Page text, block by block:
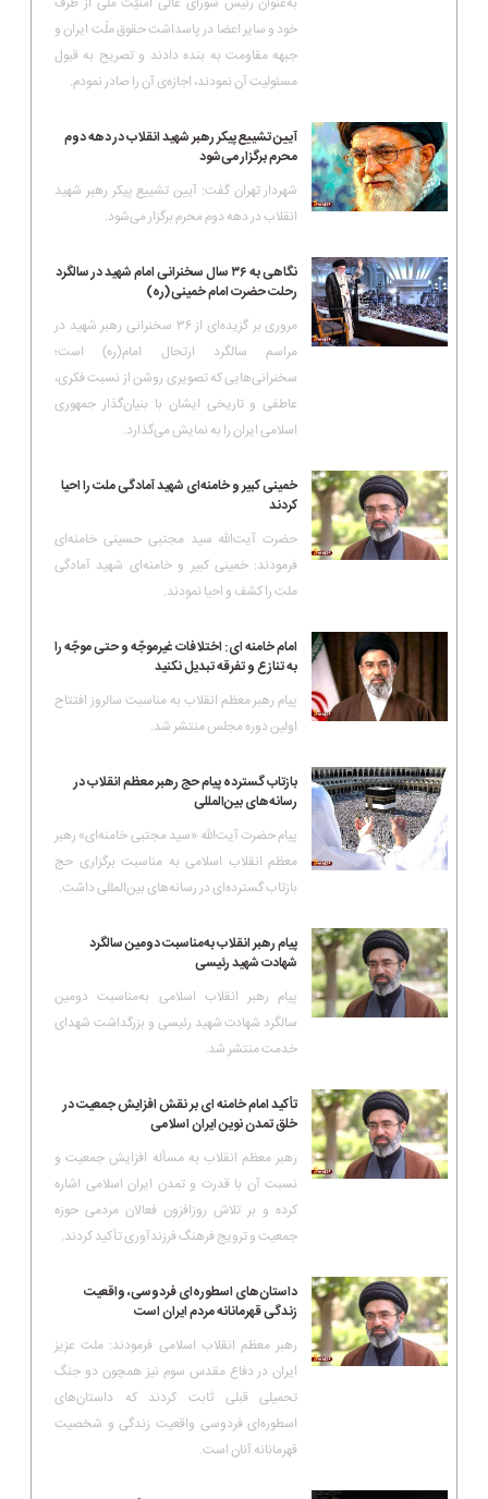
خود و سایر اعضا در پاسداشت حقوق ملّت ایران و
جبهه مقاومت به بنده دادند و تصریح به قبول
مسئولیت آن نمودند، اجازه‌ی آن را صادر نمودم‌.
آیین تشییع پیکر رهبر شهید انقلاب در دهه دوم
محرم برگزار می‌شود
شهردار تهران گفت: آیین تشییع پیکر رهبر شهید
انقلاب در دهه دوم محرم برگزار می‌شود.
نگاهی به ۳۶ سال سخنرانی امام شهید در سالگرد
رحلت حضرت امام خمینی(ره)
مروری بر گزیده‌ای از ۳۶ سخنرانی رهبر شهید در
مراسم سالگرد ارتحال امام(ره) است؛
سخنرانی‌هایی که تصویری روشن از نسبت فکری،
عاطفی و تاریخی ایشان با بنیان‌گذار جمهوری
اسلامی ایران را به نمایش می‌گذارد.
خمینی کبیر و خامنه‌ای شهید آمادگی ملت را احیا
کردند
حضرت آیت‌الله سید مجتبی حسینی خامنه‌ای
فرمودند: خمینی کبیر و خامنه‌ای شهید آمادگی
ملت را کشف و احیا نمودند.
امام خامنه ای: اختلافات غیرموجّه و حتی موجّه را
به تنازع و تفرقه تبدیل نکنید
پیام رهبر معظم انقلاب به مناسبت سالروز افتتاح
اولین دوره مجلس منتشر شد.
بازتاب گسترده پیام حج رهبر معظم انقلاب در
رسانه‌های بین‌المللی
پیام حضرت آیت‌الله «سید مجتبی خامنه‌ای» رهبر
معظم انقلاب اسلامی به مناسبت برگزاری حج
بازتاب گسترده‌ای در رسانه‌های بین‌المللی داشت.
پیام رهبر انقلاب به‌مناسبت دومین سالگرد
شهادت شهید رئیسی
پیام رهبر انقلاب اسلامی به‌مناسبت دومین
سالگرد شهادت شهید رئیسی و بزرگداشت شهدای
خدمت منتشر شد.
تأکید امام خامنه ای بر نقش افزایش جمعیت در
خلق تمدن نوین ایران اسلامی
رهبر معظم انقلاب به مسأله افزایش جمعیت و
نسبت آن با قدرت و تمدن ایران اسلامی اشاره
کرده و بر تلاش روزافزون فعالان مردمی حوزه
جمعیت و ترویج فرهنگ فرزندآوری تأکید کردند.
داستان‌های اسطوره‌ای فردوسی، واقعیت
زندگی قهرمانانه‌ مردم ایران است
رهبر معظم انقلاب اسلامی فرمودند: ملت عزیز
ایران در دفاع مقدس سوم نیز همچون دو جنگ
تحمیلی قبلی ثابت کردند که داستان‌های
اسطوره‌ای فردوسی واقعیت زندگی و شخصیت
قهرمانانه‌ آنان است.